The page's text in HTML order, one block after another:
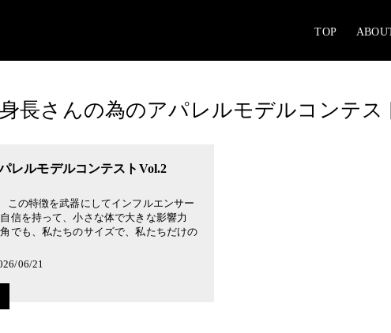
TOP
長さんの為のアパレルモデルコンテス
レルモデルコンテストVol.2
この特徴を武器にしてインフルエンサー
信を持って、小さな体で大きな影響力
でも、私たちのサイズで、私たちだけの
06/21